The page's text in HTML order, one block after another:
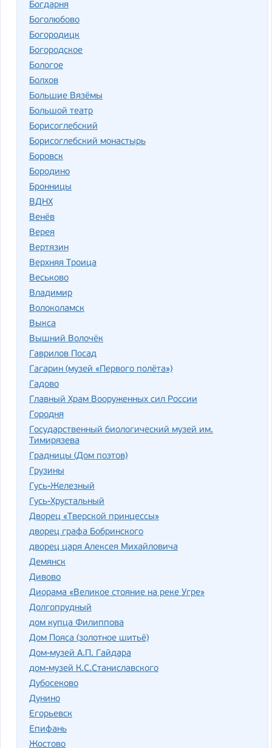
Богдарня
Боголюбово
Богородицк
Богородское
Бологое
Болхов
Большие Вязёмы
Большой театр
Борисоглебский
Борисоглебский монастырь
Боровск
Бородино
Бронницы
ВДНХ
Венёв
Верея
Вертязин
Верхняя Троица
Веськово
Владимир
Волоколамск
Выкса
Вышний Волочёк
Гаврилов Посад
Гагарин (музей «Первого полёта»)
Гадово
Главный Храм Вооруженных сил России
Городня
Государственный биологический музей им.
Тимирязева
Градницы (Дом поэтов)
Грузины
Гусь-Железный
Гусь-Хрустальный
Дворец «Тверской принцессы»
дворец графа Бобринского
дворец царя Алексея Михайловича
Демянск
Дивово
Диорама «Великое стояние на реке Угре»
Долгопрудный
дом купца Филиппова
Дом Пояса (золотное шитьё)
Дом-музей А.П. Гайдара
дом-музей К.С.Станиславского
Дубосеково
Дунино
Егорьевск
Епифань
Жостово